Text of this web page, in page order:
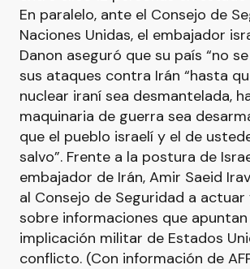
En paralelo, ante el Consejo de
Naciones Unidas, el embajador
Danon aseguró que su país “no
sus ataques contra Irán “hasta
nuclear iraní sea desmantelada,
maquinaria de guerra sea
que el pueblo israelí y el de
salvo”. Frente a la postura de
embajador de Irán, Amir Saeid
al Consejo de Seguridad a
sobre informaciones que
implicación militar de Estados
conflicto. (Con información de